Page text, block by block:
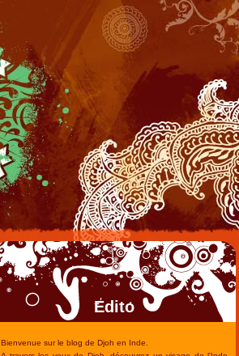
Edito
Bienvenue sur le blog de Djoh en Inde.